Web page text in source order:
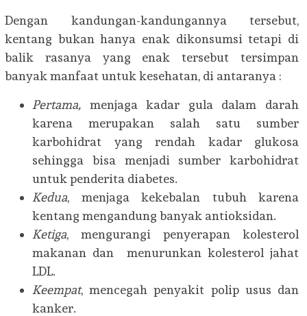
Dengan kandungan-kandungannya tersebut,
kentang bukan hanya enak dikonsumsi tetapi di
balik rasanya yang enak tersebut tersimpan
banyak manfaat untuk kesehatan, di antaranya :
Pertama, menjaga kadar gula dalam darah
karena merupakan salah satu sumber
karbohidrat yang rendah kadar glukosa
sehingga bisa menjadi sumber karbohidrat
untuk penderita diabetes.
Kedua, menjaga kekebalan tubuh karena
kentang mengandung banyak antioksidan.
Ketiga, mengurangi penyerapan kolesterol
makanan dan menurunkan kolesterol jahat
LDL.
Keempat, mencegah penyakit polip usus dan
kanker.